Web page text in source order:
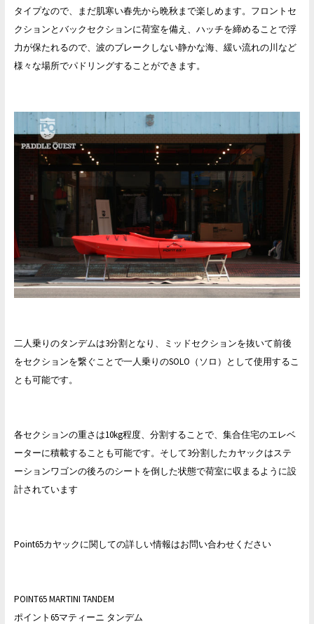
タイプなので、まだ肌寒い春先から晩秋まで楽しめます。フロントセ
クションとバックセクションに荷室を備え、ハッチを締めることで浮
力が保たれるので、波のブレークしない静かな海、緩い流れの川など
様々な場所でパドリングすることができます。
二人乗りのタンデムは3分割となり、ミッドセクションを抜いて前後
をセクションを繋ぐことで一人乗りのSOLO（ソロ）として使用するこ
とも可能です。
各セクションの重さは10kg程度、分割することで、集合住宅のエレベ
ーターに積載することも可能です。そして3分割したカヤックはステ
ーションワゴンの後ろのシートを倒した状態で荷室に収まるように設
計されています
Point65カヤックに関しての詳しい情報はお問い合わせください
POINT65 MARTINI TANDEM
ポイント65マティーニ タンデム